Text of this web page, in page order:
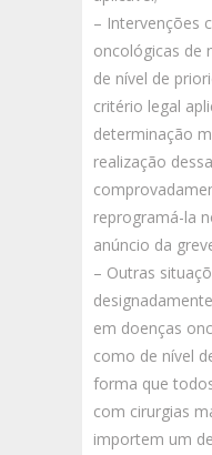
– Intervenções
oncológicas de
de nível de
critério legal
determinação
realização
reprogramá-la
anúncio da
– Outras
em doenças
como de nível
forma que
com cirurgias
importem um